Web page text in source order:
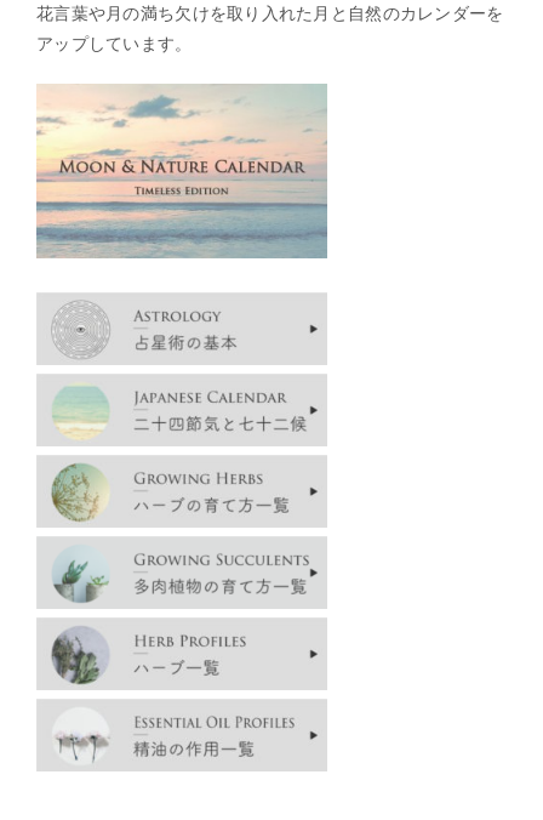
花言葉や月の満ち欠けを取り入れた月と自然のカレンダーを
アップしています。